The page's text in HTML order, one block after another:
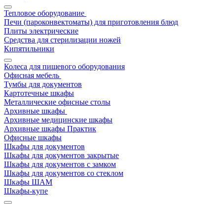
Тепловое оборудование
Печи (пароконвектоматы) для приготовления блюд
Плиты электрические
Средства для стерилизации ножей
Кипятильники
Колеса для пищевого оборудования
Офисная мебель
Тумбы для документов
Картотечные шкафы
Металлические офисные столы
Архивные шкафы
Архивные медицинские шкафы
Архивные шкафы Практик
Офисные шкафы
Шкафы для документов
Шкафы для документов закрытые
Шкафы для документов с замком
Шкафы для документов со стеклом
Шкафы ШАМ
Шкафы-купе